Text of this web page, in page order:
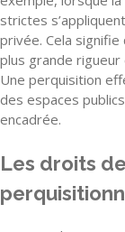
strictes
privée. Cela
plus grande
Une perquisition
des espaces
encadrée.
Les droits